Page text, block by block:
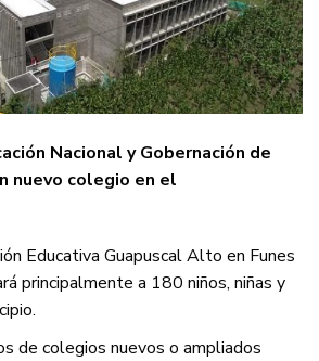
Nacional y Gobernación de
nuevo colegio en el
Educativa Guapuscal Alto en Funes
principalmente a 180 niños, niñas y
de colegios nuevos o ampliados